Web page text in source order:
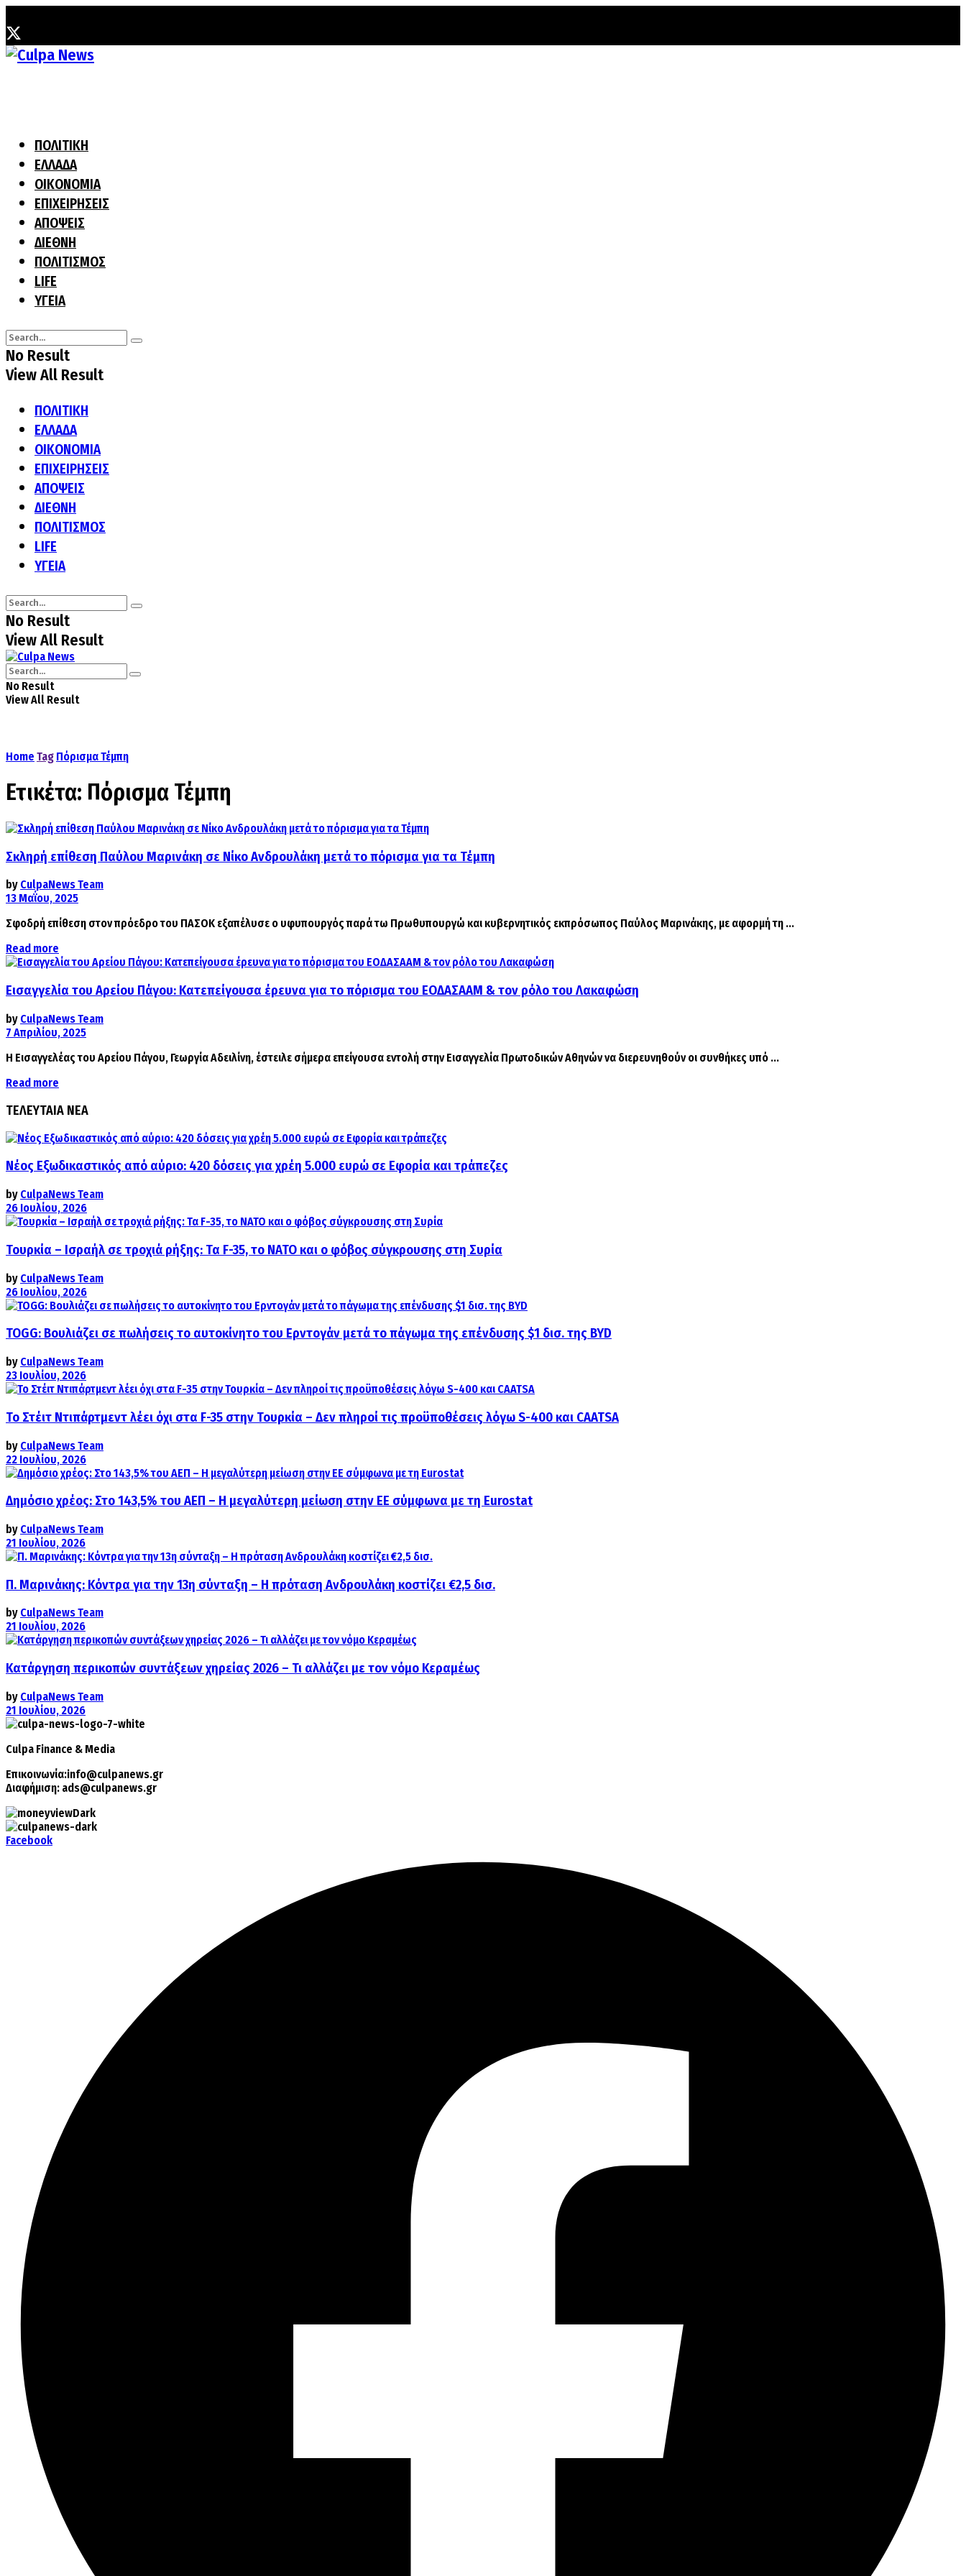
ΠΟΛΙΤΙΚΗ
ΕΛΛΑΔΑ
ΟΙΚΟΝΟΜΙΑ
ΕΠΙΧΕΙΡΗΣΕΙΣ
ΑΠΟΨΕΙΣ
ΔΙΕΘΝΗ
ΠΟΛΙΤΙΣΜΟΣ
LIFE
ΥΓΕΙΑ
No Result
View All Result
ΠΟΛΙΤΙΚΗ
ΕΛΛΑΔΑ
ΟΙΚΟΝΟΜΙΑ
ΕΠΙΧΕΙΡΗΣΕΙΣ
ΑΠΟΨΕΙΣ
ΔΙΕΘΝΗ
ΠΟΛΙΤΙΣΜΟΣ
LIFE
ΥΓΕΙΑ
No Result
View All Result
No Result
View All Result
Home Tag Πόρισμα Τέμπη
Ετικέτα: Πόρισμα Τέμπη
Σκληρή επίθεση Παύλου Μαρινάκη σε Νίκο Ανδρουλάκη μετά το πόρισμα για τα Τέμπη
by CulpaNews Team
13 Μαΐου, 2025
Σφοδρή επίθεση στον πρόεδρο του ΠΑΣΟΚ εξαπέλυσε ο υφυπουργός παρά τω Πρωθυπουργώ και κυβερνητικός εκπρόσωπος Παύλος Μαρινάκης, με αφορμή τη ...
Read more
Εισαγγελία του Αρείου Πάγου: Κατεπείγουσα έρευνα για το πόρισμα του ΕΟΔΑΣΑΑΜ & τον ρόλο του Λακαφώση
by CulpaNews Team
7 Απριλίου, 2025
Η Εισαγγελέας του Αρείου Πάγου, Γεωργία Αδειλίνη, έστειλε σήμερα επείγουσα εντολή στην Εισαγγελία Πρωτοδικών Αθηνών να διερευνηθούν οι συνθήκες υπό ...
Read more
ΤΕΛΕΥΤΑΙΑ ΝΕΑ
Νέος Εξωδικαστικός από αύριο: 420 δόσεις για χρέη 5.000 ευρώ σε Εφορία και τράπεζες
by CulpaNews Team
26 Ιουλίου, 2026
Τουρκία – Ισραήλ σε τροχιά ρήξης: Τα F-35, το ΝΑΤΟ και ο φόβος σύγκρουσης στη Συρία
by CulpaNews Team
26 Ιουλίου, 2026
TOGG: Βουλιάζει σε πωλήσεις το αυτοκίνητο του Ερντογάν μετά το πάγωμα της επένδυσης $1 δισ. της BYD
by CulpaNews Team
23 Ιουλίου, 2026
Το Στέιτ Ντιπάρτμεντ λέει όχι στα F-35 στην Τουρκία – Δεν πληροί τις προϋποθέσεις λόγω S-400 και CAATSA
by CulpaNews Team
22 Ιουλίου, 2026
Δημόσιο χρέος: Στο 143,5% του ΑΕΠ – Η μεγαλύτερη μείωση στην ΕΕ σύμφωνα με τη Eurostat
by CulpaNews Team
21 Ιουλίου, 2026
Π. Μαρινάκης: Κόντρα για την 13η σύνταξη – Η πρόταση Ανδρουλάκη κοστίζει €2,5 δισ.
by CulpaNews Team
21 Ιουλίου, 2026
Κατάργηση περικοπών συντάξεων χηρείας 2026 – Τι αλλάζει με τον νόμο Κεραμέως
by CulpaNews Team
21 Ιουλίου, 2026
Culpa Finance & Media
Επικοινωνία:info@culpanews.gr
Διαφήμιση: ads@culpanews.gr
Facebook